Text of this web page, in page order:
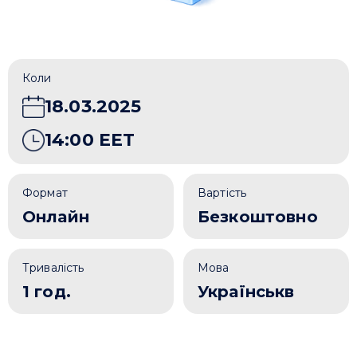
Коли
18.03.2025
14:00 EET
Формат
Онлайн
Вартість
Безкоштовно
Тривалість
1 год.
Мова
Українськв